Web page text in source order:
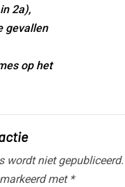
2a),
gevallen
op het
wordt niet gepubliceerd.
met *